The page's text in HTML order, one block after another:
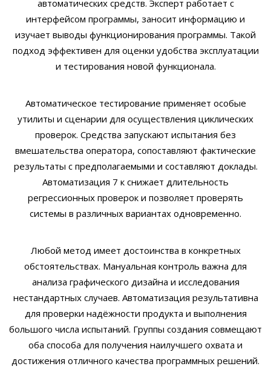
автоматических средств. Эксперт работает с
интерфейсом программы, заносит информацию и
изучает выводы функционирования программы. Такой
подход эффективен для оценки удобства эксплуатации
и тестирования новой функционала.
Автоматическое тестирование применяет особые
утилиты и сценарии для осуществления циклических
проверок. Средства запускают испытания без
вмешательства оператора, сопоставляют фактические
результаты с предполагаемыми и составляют доклады.
Автоматизация 7 к снижает длительность
регрессионных проверок и позволяет проверять
системы в различных вариантах одновременно.
Любой метод имеет достоинства в конкретных
обстоятельствах. Мануальная контроль важна для
анализа графического дизайна и исследования
нестандартных случаев. Автоматизация результативна
для проверки надёжности продукта и выполнения
большого числа испытаний. Группы создания совмещают
оба способа для получения наилучшего охвата и
достижения отличного качества программных решений.